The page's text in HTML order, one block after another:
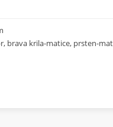
krila-matice, prsten-